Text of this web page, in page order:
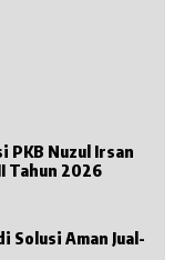
II Tahun 2026
Solusi Aman Jual-